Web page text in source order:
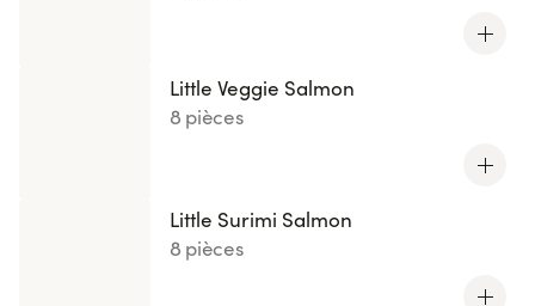
Little Veggie Salmon
8 pièces
Little Surimi Salmon
8 pièces